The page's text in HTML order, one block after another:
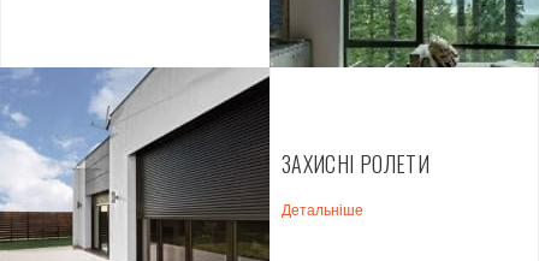
ЗАХИСНІ РОЛЕТИ
Детальніше